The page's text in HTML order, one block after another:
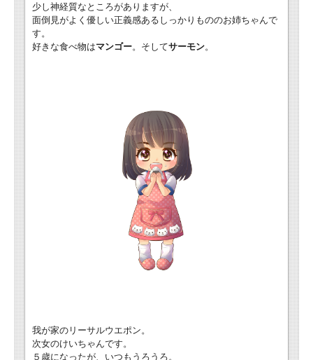
少し神経質なところがありますが、
面倒見がよく優しい正義感あるしっかりもののお姉ちゃんで
す。
好きな食べ物はマンゴー。そしてサーモン。
我が家のリーサルウエポン。
次女のけいちゃんです。
５歳になったが、いつもうろうろ。